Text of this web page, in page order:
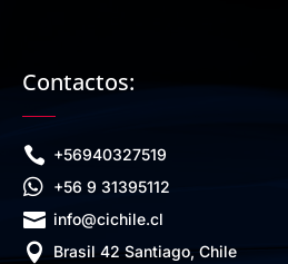
Contactos:
 +56940327519
 +56 9 31395112
 info@cichile.cl
 Brasil 42 Santiago, Chile